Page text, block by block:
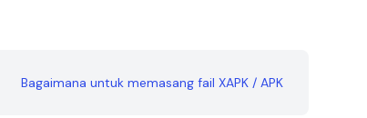
Bagaimana untuk memasang fail XAPK / APK